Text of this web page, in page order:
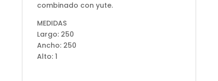
combinado con yute.
MEDIDAS
Largo: 250
Ancho: 250
Alto: 1